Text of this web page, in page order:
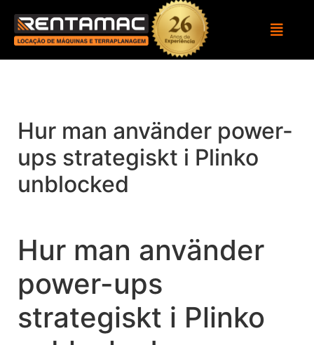
Hur man använder power-
ups strategiskt i Plinko
unblocked
Hur man använder
power-ups
strategiskt i Plinko